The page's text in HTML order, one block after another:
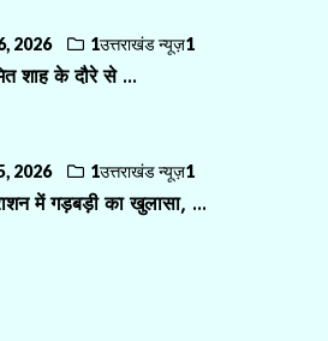
2026 1उत्तराखंड न्यूज़1
शाह के दौरे से ...
2026 1उत्तराखंड न्यूज़1
में गड़बड़ी का खुलासा, ...